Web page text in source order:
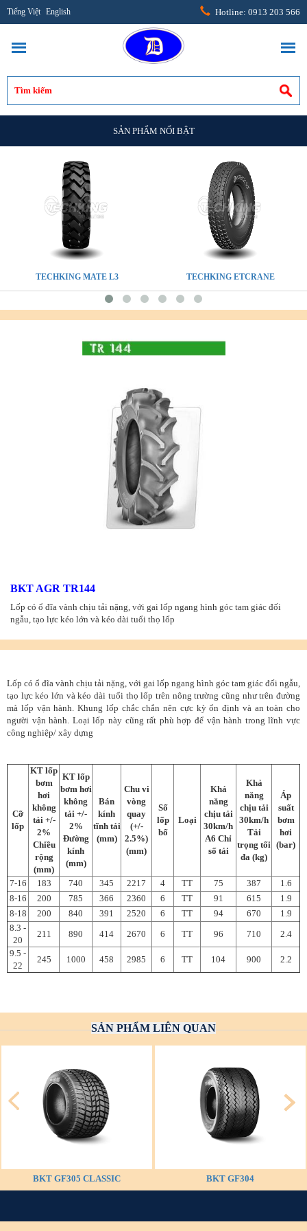
Tiếng Việt English Hotline: 0913 203 566
SẢN PHẨM NỔI BẬT
TECHKING MATE L3 TECHKING ETCRANE
BKT AGR TR144
Lốp có ổ đĩa vành chịu tải nặng, với gai lốp ngang hình góc tam giác đối
ngẫu, tạo lực kéo lớn và kéo dài tuổi thọ lốp
Lốp có ổ đĩa vành chịu tải nặng, với gai lốp ngang hình góc tam giác đối ngẫu,
tạo lực kéo lớn và kéo dài tuổi thọ lốp trên nông trường cũng như trên đường
mà lốp vận hành. Khung lốp chắc chắn nên cực kỳ ổn định và an toàn cho
người vận hành. Loại lốp này cũng rất phù hợp để vận hành trong lĩnh vực
công nghiệp/ xây dựng
Cỡ
lốp
KT lốp
bơm
hơi
không
tải +/-
2%
Chiều
rộng
(mm)
KT lốp
bơm hơi
không
tải +/-
2%
Đường
kính
(mm)
Bán
kính
tĩnh tải
(mm)
Chu vi
vòng
quay
(+/-
2.5%)
(mm)
Số
lốp
bố
Loại
Khả
năng
chịu tải
30km/h
A6 Chỉ
số tải
Khả
năng
chịu tải
30km/h
Tải
trọng tối
đa (kg)
Áp
suất
bơm
hơi
(bar)
7-16 183 740 345 2217 4 TT 75 387
1.6
8-16
200 785 366 2360 6 TT 91 615
1.9
8-18
200 840 391 2520 6 TT 94 670
1.9
8.3 -
20
211 890 414 2670 6 TT 96 710
2.4
9.5 -
22
245 1000 458 2985 6 TT 104 900 2.2
SẢN PHẨM LIÊN QUAN
BKT GF305 CLASSIC BKT GF304